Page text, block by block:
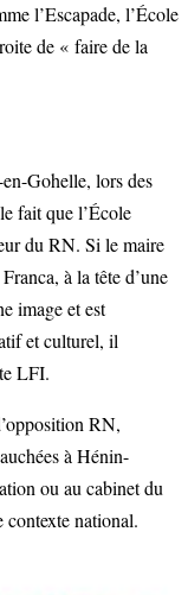
l’Escapade, l’École
de « faire de la
Gohelle, lors des
fait que l’École
du RN. Si le maire
à la tête d’une
image et est
et culturel, il
LFI.
RN,
à Hénin-
ou au cabinet du
contexte national.